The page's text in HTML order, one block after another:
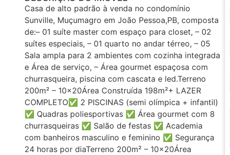
Casa de alto padrão à venda no condomínio
Sunville, Muçumagro em João Pessoa,PB, composta
de:– 01 suíte master com espaço para closet, – 02
suítes especiais, – 01 quarto no andar térreo, – 05
Sala ampla para 2 ambientes com cozinha integrada
e Área de serviço, – Área gourmet espaçosa com
churrasqueira, piscina com cascata e led.Terreno
200m² – 10×20Área Construída 198m²+ LAZER
COMPLETO✅ 2 PISCINAS (semi olímpica + infantil)
✅ Quadras poliesportivas ✅ Área gourmet com 8
churrasqueiras ✅ Salão de festas ✅ Academia
com banheiros masculino e feminino ✅ Segurança
24 horas por diaTerreno 200m² – 10×20Área